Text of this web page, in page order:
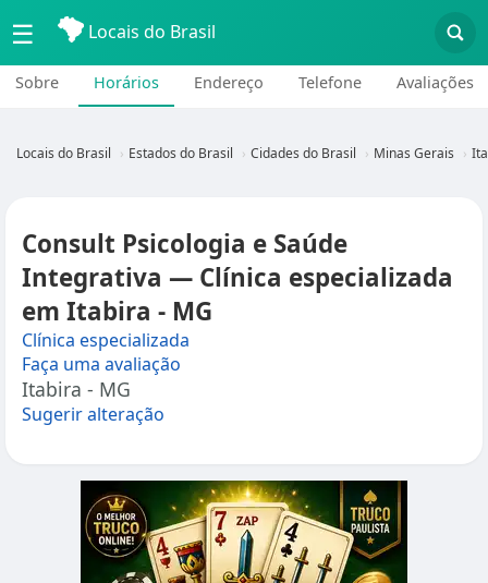
☰ Locais do Brasil
Sobre Horários Endereço Telefone Avaliações
Locais do Brasil Estados do Brasil Cidades do Brasil Minas Gerais
Consult Psicologia e Saúde
Integrativa — Clínica especializada
em Itabira - MG
Clínica especializada
Faça uma avaliação
Itabira - MG
Sugerir alteração